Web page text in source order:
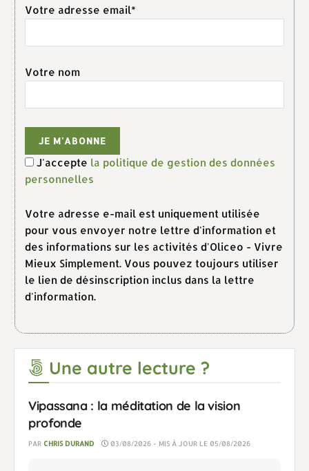
Votre adresse email*
Votre nom
J'accepte la politique de gestion des données
personnelles
Votre adresse e-mail est uniquement utilisée
pour vous envoyer notre lettre d'information et
des informations sur les activités d'Oliceo - Vivre
Mieux Simplement. Vous pouvez toujours utiliser
le lien de désinscription inclus dans la lettre
d'information.
Une autre lecture ?
Vipassana : la méditation de la vision
profonde
PAR CHRIS DURAND 03/08/2026 - MIS À JOUR LE 05/08/2026